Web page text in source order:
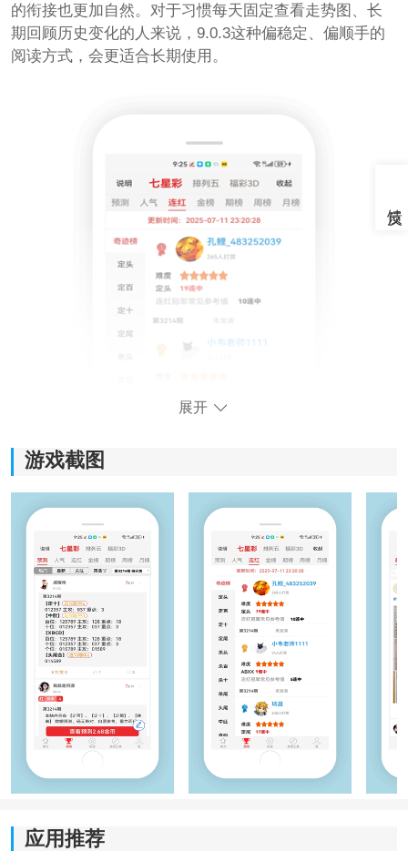
的衔接也更加自然。对于习惯每天固定查看走势图、长
期回顾历史变化的人来说，9.0.3这种偏稳定、偏顺手的
阅读方式，会更适合长期使用。
软件特色
1、平台会把不同来源的数据重新归档整理，包括近期走
势、历史阶段以及区间变化等内容。长期浏览时，很多
原本零散的信息会形成较清晰的连续结构。
2、页面布局会按照高频阅读区域重新排列，很多常看的
走势图与阶段数据都会优先展示，减少反复查找入口的
时间。
3、分类逻辑会把不同类型的内容分别整理，包括冷热统
展开
游戏截图
应用推荐